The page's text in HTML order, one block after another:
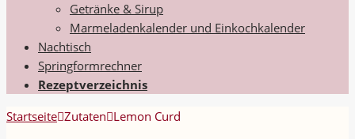
Getränke & Sirup
Marmeladenkalender und Einkochkalender
Nachtisch
Springformrechner
Rezeptverzeichnis
Startseite Zutaten Lemon Curd